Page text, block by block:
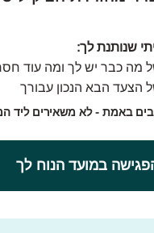
שנותנת לך:
מה כבר יש לך ומה עוד
הצעד הבא הנכון עבורך
באמת - לא משאירים ליד
במועד הנוח לך